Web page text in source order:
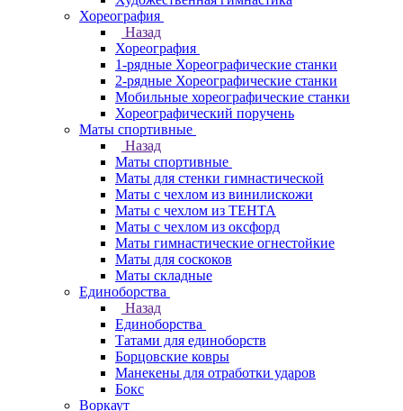
Хореография
Назад
Хореография
1-рядные Хореографические станки
2-рядные Хореографические станки
Мобильные хореографические станки
Хореографический поручень
Маты спортивные
Назад
Маты спортивные
Маты для стенки гимнастической
Маты с чехлом из винилискожи
Маты с чехлом из ТЕНТА
Маты с чехлом из оксфорд
Маты гимнастические огнестойкие
Маты для соскоков
Маты складные
Единоборства
Назад
Единоборства
Татами для единоборств
Борцовские ковры
Манекены для отработки ударов
Бокс
Воркаут